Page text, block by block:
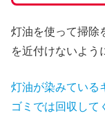
灯油を使って掃除
を近付けないよう
灯油が染みている
ゴミでは回収して